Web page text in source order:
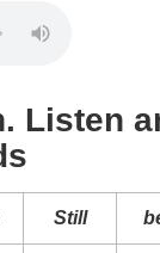
Listen
Still